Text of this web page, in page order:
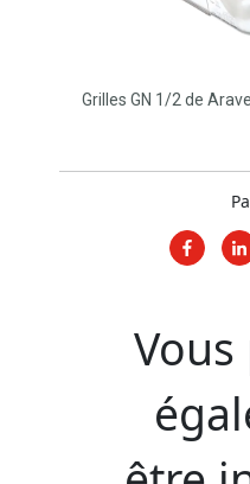
Grilles GN 1/2 de